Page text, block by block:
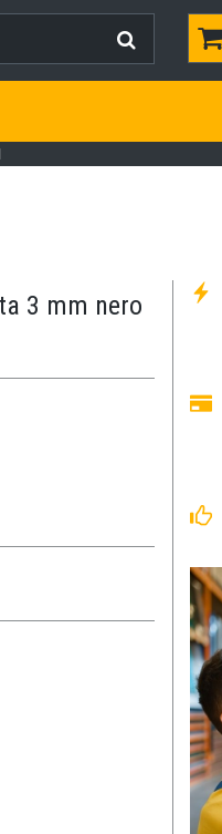
3 mm nero